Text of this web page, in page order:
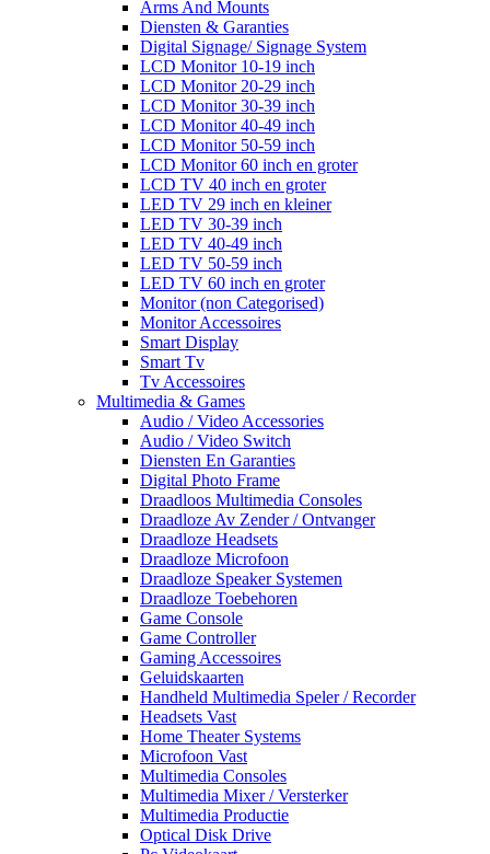
Arms And Mounts
Diensten & Garanties
Digital Signage/ Signage System
LCD Monitor 10-19 inch
LCD Monitor 20-29 inch
LCD Monitor 30-39 inch
LCD Monitor 40-49 inch
LCD Monitor 50-59 inch
LCD Monitor 60 inch en groter
LCD TV 40 inch en groter
LED TV 29 inch en kleiner
LED TV 30-39 inch
LED TV 40-49 inch
LED TV 50-59 inch
LED TV 60 inch en groter
Monitor (non Categorised)
Monitor Accessoires
Smart Display
Smart Tv
Tv Accessoires
Multimedia & Games
Audio / Video Accessories
Audio / Video Switch
Diensten En Garanties
Digital Photo Frame
Draadloos Multimedia Consoles
Draadloze Av Zender / Ontvanger
Draadloze Headsets
Draadloze Microfoon
Draadloze Speaker Systemen
Draadloze Toebehoren
Game Console
Game Controller
Gaming Accessoires
Geluidskaarten
Handheld Multimedia Speler / Recorder
Headsets Vast
Home Theater Systems
Microfoon Vast
Multimedia Consoles
Multimedia Mixer / Versterker
Multimedia Productie
Optical Disk Drive